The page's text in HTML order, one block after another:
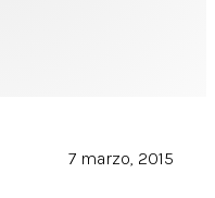
7 marzo, 2015